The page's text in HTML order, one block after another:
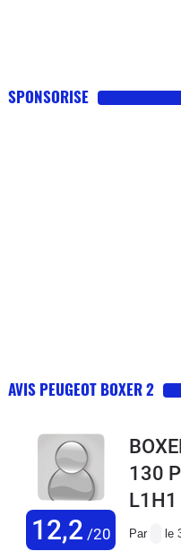
SPONSORISE
AVIS PEUGEOT BOXER 2
12,2 /20
130
L1H1
Par le